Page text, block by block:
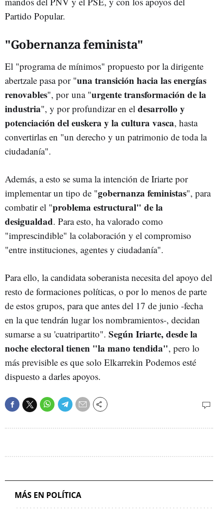
Partido Popular.
"Gobernanza feminista"
El "programa de mínimos" propuesto por la dirigente
abertzale pasa por "una transición hacia las energías
renovables", por una "urgente transformación de la
industria", y por profundizar en el desarrollo y
potenciación del euskera y la cultura vasca, hasta
convertirlas en "un derecho y un patrimonio de toda la
ciudadanía".
Además, a esto se suma la intención de Iriarte por
implementar un tipo de "gobernanza feministas", para
combatir el "problema estructural" de la
desigualdad. Para esto, ha valorado como
"imprescindible" la colaboración y el compromiso
"entre instituciones, agentes y ciudadanía".
Para ello, la candidata soberanista necesita del apoyo del
resto de formaciones políticas, o por lo menos de parte
de estos grupos, para que antes del 17 de junio -fecha
en la que tendrán lugar los nombramientos-, decidan
sumarse a su 'cuatripartito". Según Iriarte, desde la
noche electoral tienen "la mano tendida", pero lo
más previsible es que solo Elkarrekin Podemos esté
dispuesto a darles apoyos.
MÁS EN POLÍTICA